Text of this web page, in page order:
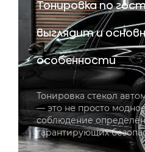
Тонировка по
выглядит и
особенности
Тонировка стекол
— это не просто
соблюдение
гарантирующих